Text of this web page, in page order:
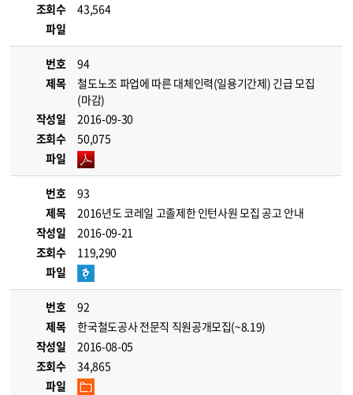
조회수
43,564
파일
번호
94
제목
철도노조 파업에 따른 대체인력(일용기간제) 긴급 모집
(마감)
작성일
2016-09-30
조회수
50,075
파일
번호
93
제목
2016년도 코레일 고졸제한 인턴사원 모집 공고 안내
작성일
2016-09-21
조회수
119,290
파일
번호
92
제목
한국철도공사 전문직 직원공개모집(~8.19)
작성일
2016-08-05
조회수
34,865
파일